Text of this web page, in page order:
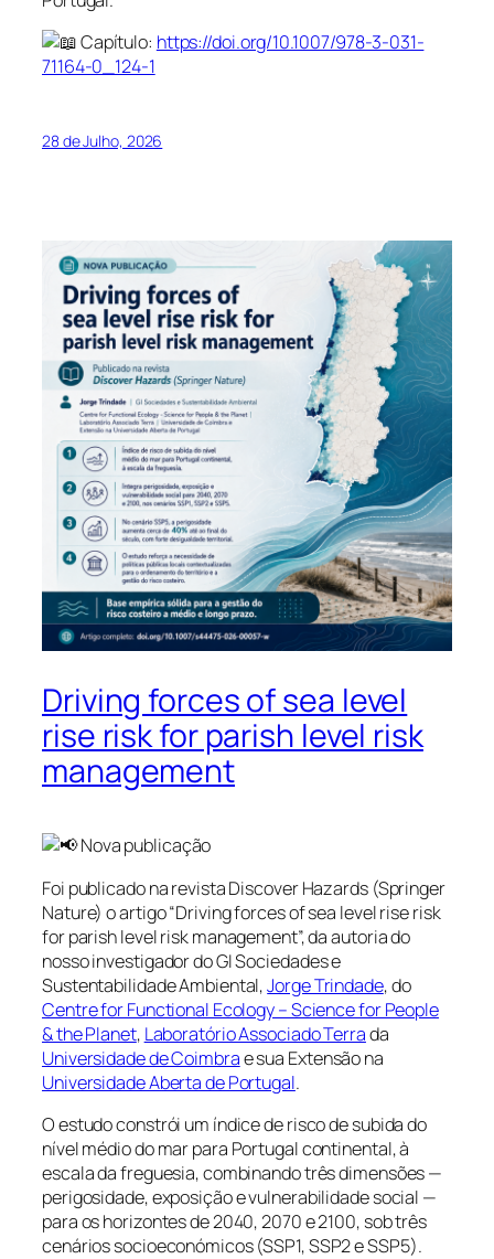
Capítulo: https://doi.org/10.1007/978-3-031-
71164-0_124-1
28 de Julho, 2026
Driving forces of sea level
rise risk for parish level risk
management
Nova publicação
Foi publicado na revista Discover Hazards (Springer
Nature) o artigo “Driving forces of sea level rise risk
for parish level risk management”, da autoria do
nosso investigador do GI Sociedades e
Sustentabilidade Ambiental,Jorge Trindade, do
Centre for Functional Ecology – Science for People
& the Planet, Laboratório Associado Terrada
Universidade de Coimbrae sua Extensão na
Universidade Aberta de Portugal.
O estudo constrói um índice de risco de subida do
nível médio do mar para Portugal continental, à
escala da freguesia, combinando três dimensões —
perigosidade, exposição e vulnerabilidade social —
para os horizontes de 2040, 2070 e 2100, sob três
cenários socioeconómicos (SSP1, SSP2 e SSP5).